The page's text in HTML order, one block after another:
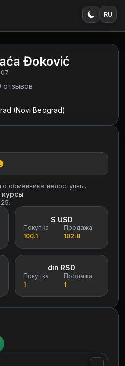
RU
Đoković
отзывов
(Novi Beograd)
обменника недоступны.
$ USD
Покупка
100.1
Продажа
102.8
din RSD
Покупка
1
Продажа
1